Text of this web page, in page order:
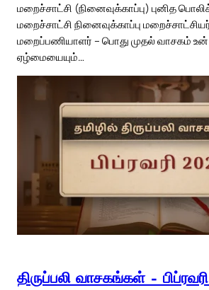
மறைச்சாட்சி (நினைவுக்காப்பு) புனித
மறைச்சாட்சி நினைவுக்காப்பு
மறைப்பணியாளர் – பொது முதல் வாசகம் உன்
ஏழ்மையையும்…
திருப்பலி வாசகங்கள் –